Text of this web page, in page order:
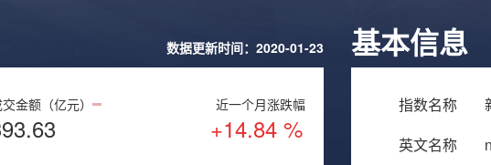
数据更新时间：2020-01-23
金额（亿元） 近一个月涨跌幅
+14.84 %
基本信息
指数名称
英文名称